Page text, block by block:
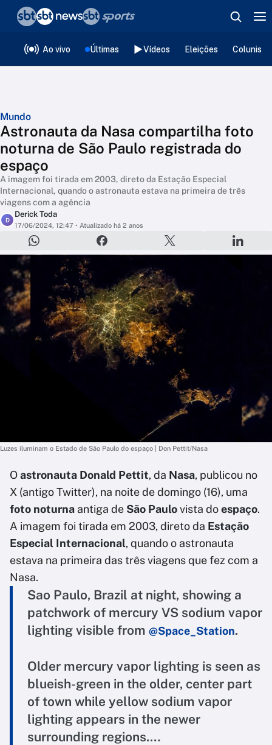
Ao vivo Últimas Vídeos Eleições
Mundo
Astronauta da Nasa compartilha foto
noturna de São Paulo registrada do
espaço
A imagem foi tirada em 2003, direto da Estação Especial
Internacional, quando o astronauta estava na primeira de três
viagens com a agência
D
Derick Toda
17/06/2024, 12:47 • Atualizado há 2 anos
Luzes iluminam o Estado de São Paulo do espaço | Don Pettit/Nasa
Oastronauta Donald Pettit, da Nasa, publicou no
X (antigo Twitter), na noite de domingo (16), uma
foto noturna antiga de São Paulovista doespaço.
A imagem foi tirada em 2003, direto da Estação
Especial Internacional, quando o astronauta
estava na primeira das três viagens que fez com a
Nasa.
Sao Paulo, Brazil at night, showing a
patchwork of mercury VS sodium vapor
lighting visible from @Space_Station.
Older mercury vapor lighting is seen as
blueish-green in the older, center part
of town while yellow sodium vapor
lighting appears in the newer
surrounding regions.…
❮voltar
Editorias